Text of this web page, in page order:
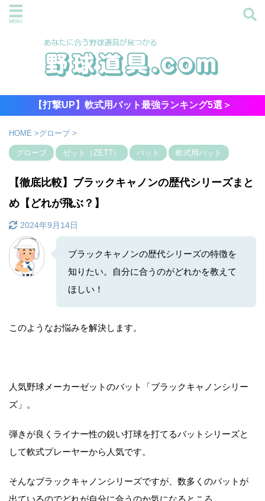
【打撃UP】軟式用バット最強ランキング5選＞
HOME >グローブ >
グローブ ゼット（ZETT） バット 軟式用バット
【徹底比較】ブラックキャノンの歴代シリーズまと
め【どれが飛ぶ？】
2024年9月14日
ブラックキャノンの歴代シリーズの特徴を
知りたい。自分に合うのがどれかを教えて
ほしい！
このようなお悩みを解決します。
人気野球メーカーゼットのバット「ブラックキャノンシリー
ズ」。
弾きが良くライナー性の鋭い打球を打てるバットシリーズと
して軟式プレーヤーから人気です。
そんなブラックキャノンシリーズですが、数多くのバットが